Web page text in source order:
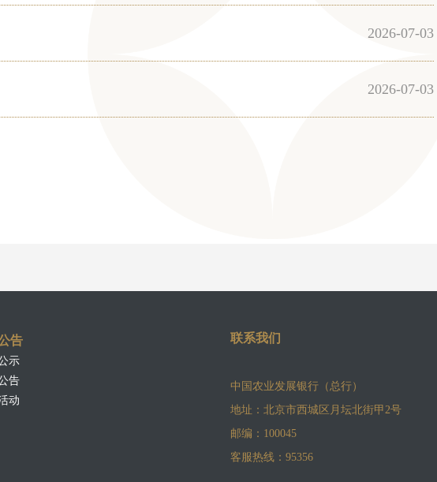
2026-07-03
2026-07-03
告
示
告
动
联系我们
中国农业发展银行（总行）
地址：北京市西城区月坛北街甲2号
邮编：100045
客服热线：95356